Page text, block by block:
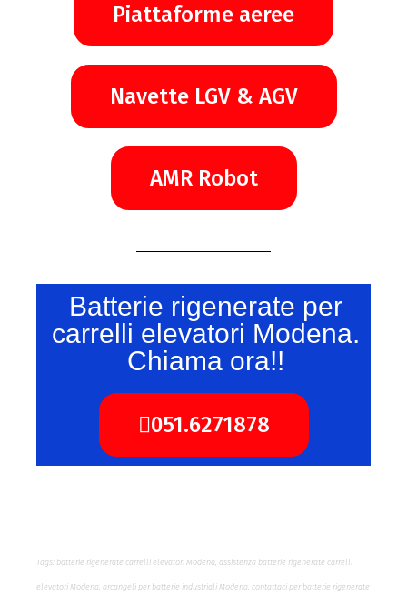
Piattaforme aeree
Navette LGV & AGV
AMR Robot
Batterie rigenerate per
carrelli elevatori Modena.
Chiama ora!!
051.6271878
Tags: batterie rigenerate carrelli elevatori Modena, assistenza batterie rigenerate carrelli
elevatori Modena, arcangeli per batterie industriali Modena, contattaci per batterie rigenerate